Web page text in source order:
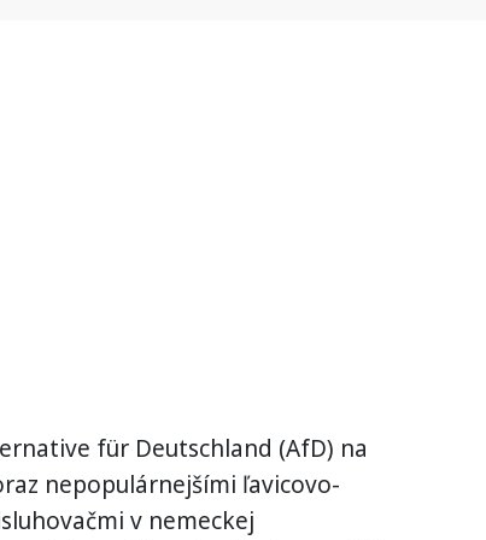
für Deutschland (AfD) na
nepopulárnejšími ľavicovo-
v nemeckej